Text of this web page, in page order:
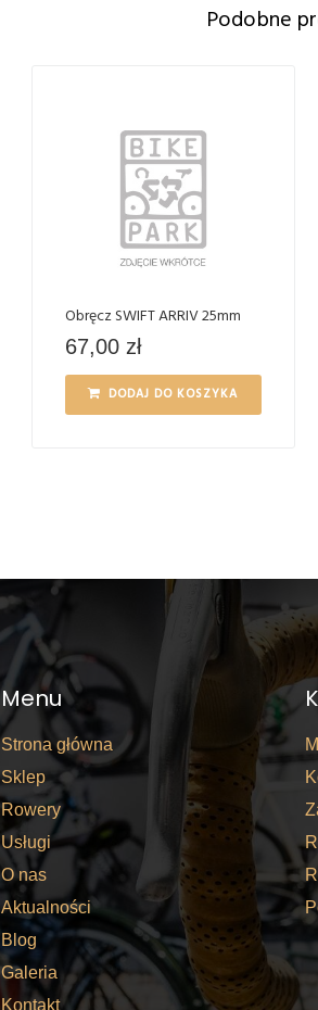
Podobne
Obręcz SWIFT ARRIV 25mm
67,00 zł
DODAJ DO KOSZYKA
Menu
Strona główna
Sklep
Rowery
Usługi
O nas
Aktualności
Blog
Galeria
Kontakt